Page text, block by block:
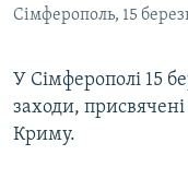
ІНФОГРАФІКА
ДОЛУЧАЙСЯ!
Усі сайти RFE/RL
Сімферополь, 15
У Сімферополі 15
заходи, присвячені
Криму.